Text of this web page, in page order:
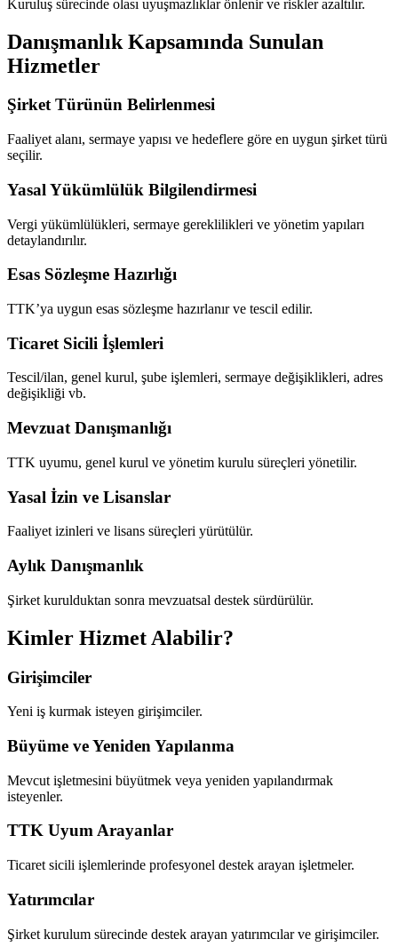
Kuruluş sürecinde olası uyuşmazlıklar önlenir ve riskler azaltılır.
Danışmanlık Kapsamında Sunulan
Hizmetler
Şirket Türünün Belirlenmesi
Faaliyet alanı, sermaye yapısı ve hedeflere göre en uygun şirket türü
seçilir.
Yasal Yükümlülük Bilgilendirmesi
Vergi yükümlülükleri, sermaye gereklilikleri ve yönetim yapıları
detaylandırılır.
Esas Sözleşme Hazırlığı
TTK’ya uygun esas sözleşme hazırlanır ve tescil edilir.
Ticaret Sicili İşlemleri
Tescil/ilan, genel kurul, şube işlemleri, sermaye değişiklikleri, adres
değişikliği vb.
Mevzuat Danışmanlığı
TTK uyumu, genel kurul ve yönetim kurulu süreçleri yönetilir.
Yasal İzin ve Lisanslar
Faaliyet izinleri ve lisans süreçleri yürütülür.
Aylık Danışmanlık
Şirket kurulduktan sonra mevzuatsal destek sürdürülür.
Kimler Hizmet Alabilir?
Girişimciler
Yeni iş kurmak isteyen girişimciler.
Büyüme ve Yeniden Yapılanma
Mevcut işletmesini büyütmek veya yeniden yapılandırmak
isteyenler.
TTK Uyum Arayanlar
Ticaret sicili işlemlerinde profesyonel destek arayan işletmeler.
Yatırımcılar
Şirket kurulum sürecinde destek arayan yatırımcılar ve girişimciler.